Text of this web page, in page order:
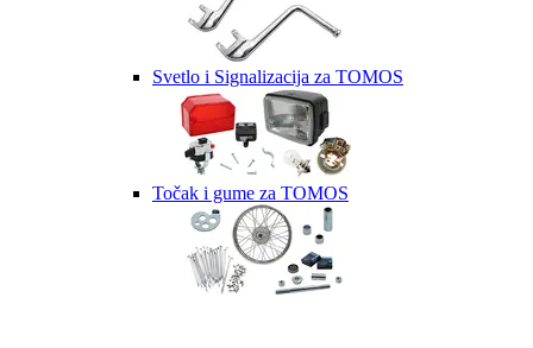
Svetlo i Signalizacija za TOMOS
Točak i gume za TOMOS